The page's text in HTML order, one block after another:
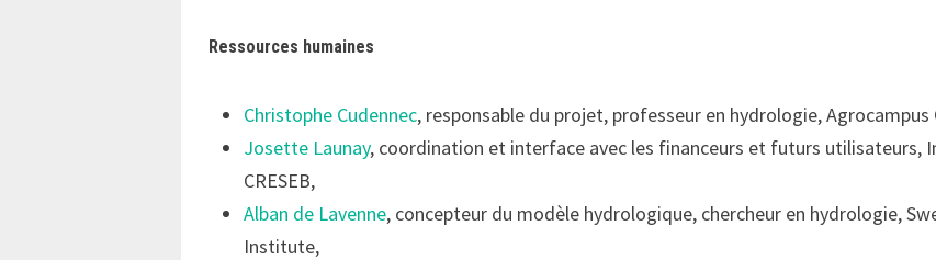
Ressources humaines
Christophe Cudennec, responsable du projet, professeur en hydrologie, Agrocampus
Josette Launay, coordination et interface avec les financeurs et futurs utilisateurs,
CRESEB,
Alban de Lavenne, concepteur du modèle hydrologique, chercheur en hydrologie,
Institute,